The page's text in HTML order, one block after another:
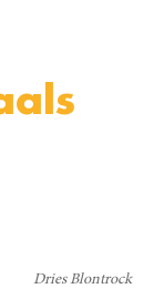
Dries Blontrock